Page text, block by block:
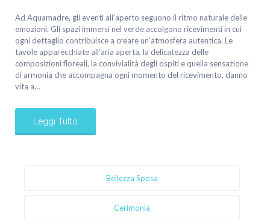
Ad Aquamadre, gli eventi all’aperto seguono il ritmo naturale delle
emozioni. Gli spazi immersi nel verde accolgono ricevimenti in cui
ogni dettaglio contribuisce a creare un’atmosfera autentica. Le
tavole apparecchiate all’aria aperta, la delicatezza delle
composizioni floreali, la convivialità degli ospiti e quella sensazione
di armonia che accompagna ogni momento del ricevimento, danno
vita a…
Leggi Tutto
Bellezza Sposa
Cerimonia